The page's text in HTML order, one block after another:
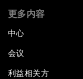
更多内容
中心
会议
利益相关方